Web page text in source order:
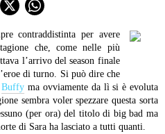
contraddistinta per avere
che, come nelle più
l’arrivo del season finale
di turno. Si può dire che
Buffy ma ovviamente da lì si è evoluta
sembra voler spezzare questa sorta
(per ora) del titolo di big bad ma
di Sara ha lasciato a tutti quanti.